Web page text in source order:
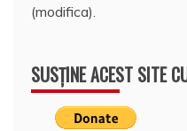
(modifica).
SUSȚINE ACEST SITE